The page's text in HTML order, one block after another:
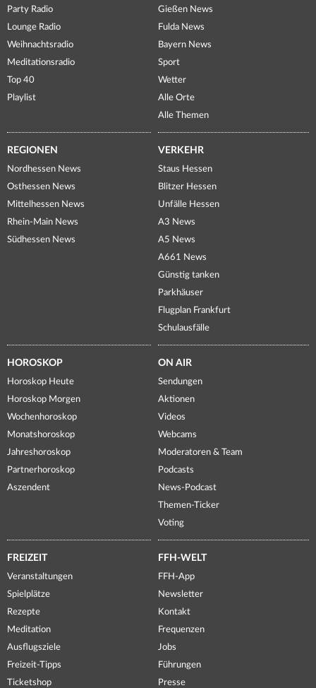
Party Radio
Lounge Radio
Weihnachtsradio
Meditationsradio
Top 40
Playlist
Gießen News
Fulda News
Bayern News
Sport
Wetter
Alle Orte
Alle Themen
REGIONEN
Nordhessen News
Osthessen News
Mittelhessen News
Rhein-Main News
Südhessen News
VERKEHR
Staus Hessen
Blitzer Hessen
Unfälle Hessen
A3 News
A5 News
A661 News
Günstig tanken
Parkhäuser
Flugplan Frankfurt
Schulausfälle
HOROSKOP
Horoskop Heute
Horoskop Morgen
Wochenhoroskop
Monatshoroskop
Jahreshoroskop
Partnerhoroskop
Aszendent
ON AIR
Sendungen
Aktionen
Videos
Webcams
Moderatoren & Team
Podcasts
News-Podcast
Themen-Ticker
Voting
FREIZEIT
Veranstaltungen
Spielplätze
Rezepte
Meditation
Ausflugsziele
Freizeit-Tipps
Ticketshop
FFH-WELT
FFH-App
Newsletter
Kontakt
Frequenzen
Jobs
Führungen
Presse